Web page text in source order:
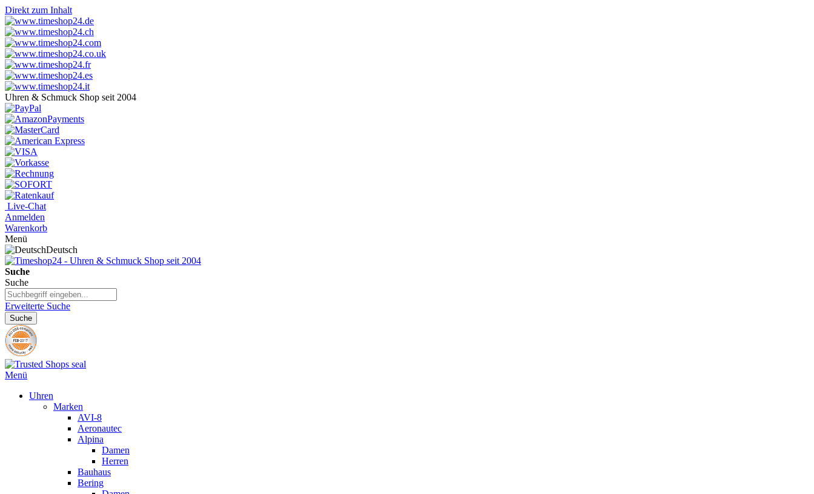
Direkt zum Inhalt
Uhren & Schmuck Shop seit 2004
Live-Chat
Anmelden
Warenkorb
Menü
Deutsch
Suche
Suche
Erweiterte Suche
Suche
Menü
Uhren
Marken
AVI-8
Aeronautec
Alpina
Damen
Herren
Bauhaus
Bering